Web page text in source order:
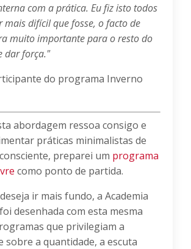
com a prática. Eu fiz isto todos
mais difícil que fosse, o facto de
muito importante para o resto do
dar força."
do programa Inverno
abordagem ressoa consigo e
práticas minimalistas de
preparei um programa
como ponto de partida.
ir mais fundo, a Academia
desenhada com esta mesma
que privilegiam a
sobre a quantidade, a escuta